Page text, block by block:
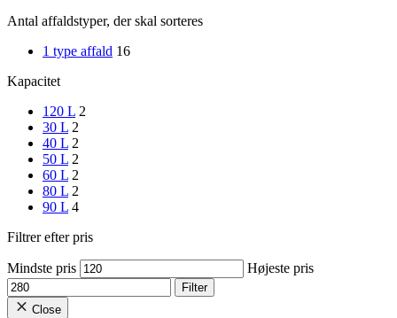
Antal affaldstyper, der skal sorteres
1 type affald 16
Kapacitet
120 L 2
30 L 2
40 L 2
50 L 2
60 L 2
80 L 2
90 L 4
Filtrer efter pris
Mindste pris Højeste pris
Filter
Close